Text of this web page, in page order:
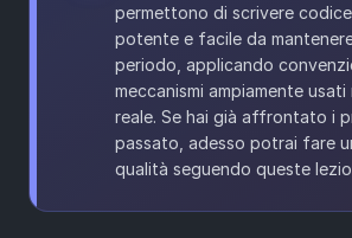
permettono di scrivere
potente e facile da
periodo, applicando
meccanismi ampiamente usati
reale. Se hai già affrontato i
passato, adesso potrai fare
qualità seguendo queste